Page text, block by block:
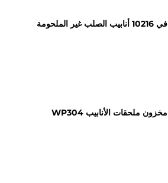
في 10216 أنابيب الصلب غير الملحومة
مخزون ملحقات الأنابيب WP304